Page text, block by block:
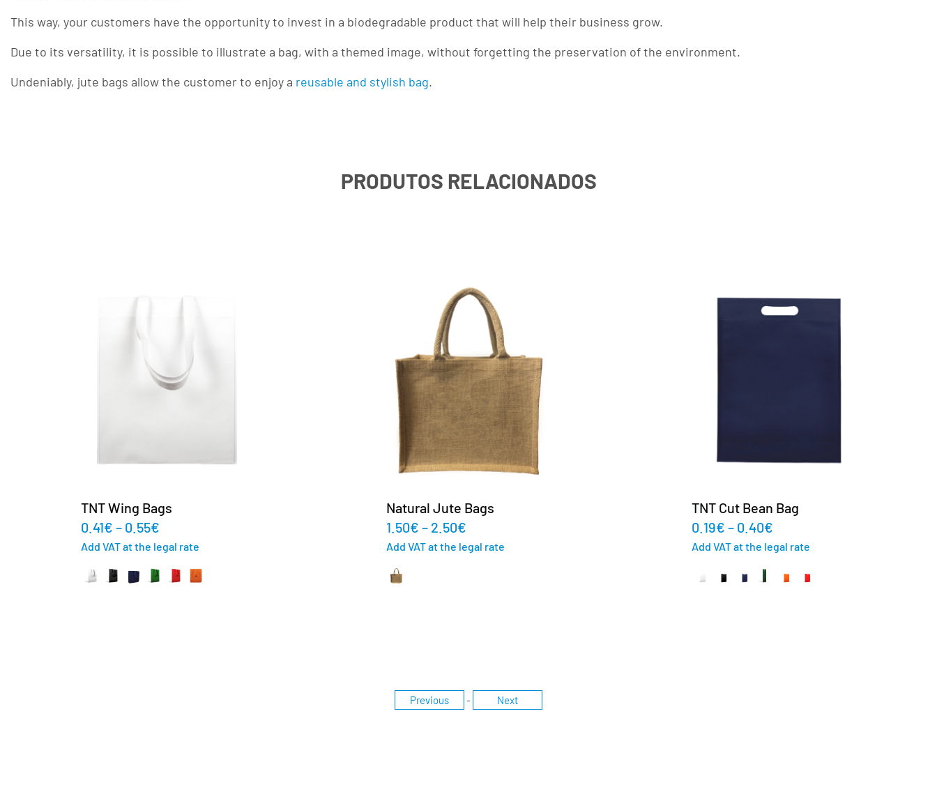
This way, your customers have the opportunity to invest in a biodegradable product that will help their business grow.
Due to its versatility, it is possible to illustrate a bag, with a themed image, without forgetting the preservation of the environment.
Undeniably, jute bags allow the customer to enjoy a reusable and stylish bag.
PRODUTOS RELACIONADOS
TNT Wing Bags
0.41€ – 0.55€
Add VAT at the legal rate
Natural Jute Bags
1.50€ – 2.50€
Add VAT at the legal rate
TNT Cut Bean Bag
0.19€ – 0.40€
Add VAT at the legal rate
Previous - Next